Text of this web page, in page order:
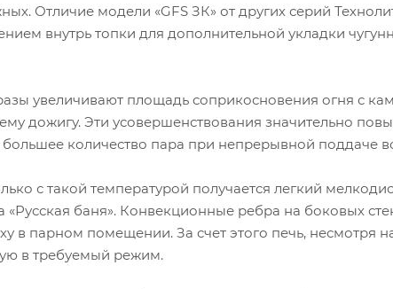
Отличие модели «GFS ЗК» от других серий
внутрь топки для дополнительной укладки
увеличивают площадь соприкосновения огня с
дожигу. Эти усовершенствования значительно
количество пара при непрерывной поддаче
с такой температурой получается легкий
баня». Конвекционные ребра на боковых
в парном помещении. За счет этого печь, несмотря
в требуемый режим.